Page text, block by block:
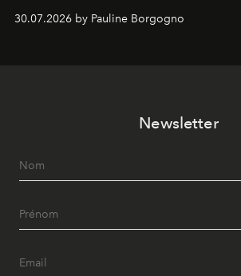
Chemistry Eau de Parfum.
30.07.2026 by Pauline Borgogno
Newsletter